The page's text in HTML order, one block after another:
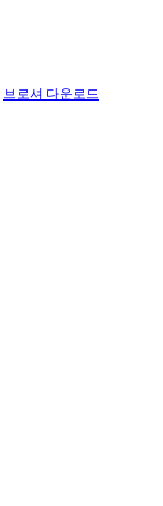
브로셔 다운로드